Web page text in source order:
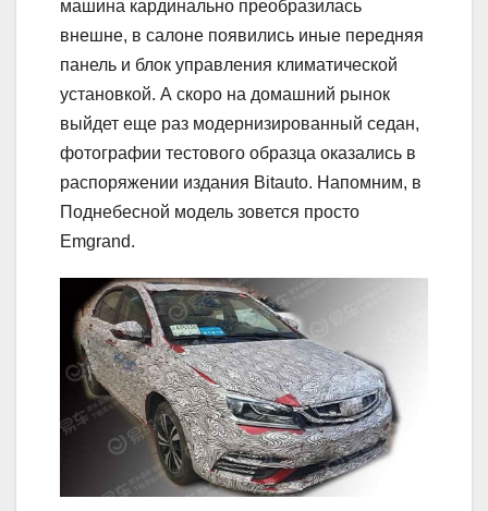
машина кардинально преобразилась
внешне, в салоне появились иные передняя
панель и блок управления климатической
установкой. А скоро на домашний рынок
выйдет еще раз модернизированный седан,
фотографии тестового образца оказались в
распоряжении издания Bitauto. Напомним, в
Поднебесной модель зовется просто
Emgrand.